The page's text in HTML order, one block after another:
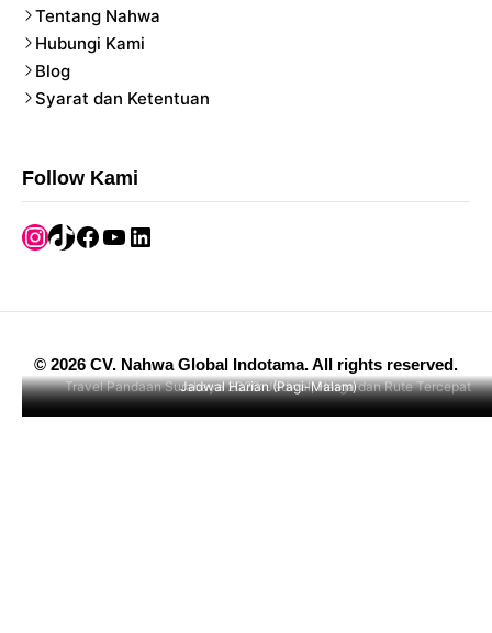
Travel Pandaan Surabaya 2026: Jadwal, Harga dan Rute Tercepat
Jadwal Harian (Pagi-Malam)
Tentang Nahwa
Hubungi Kami
Blog
Syarat dan Ketentuan
Follow Kami
Instagram
TikTok
Facebook
YouTube
LinkedIn
© 2026 CV. Nahwa Global Indotama.All rights reserved.